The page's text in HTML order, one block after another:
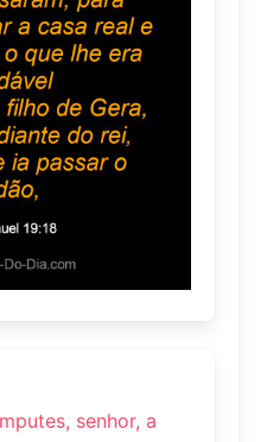
senhor, a